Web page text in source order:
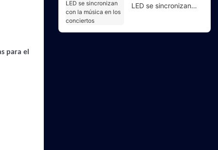
para el
LED se sincronizan